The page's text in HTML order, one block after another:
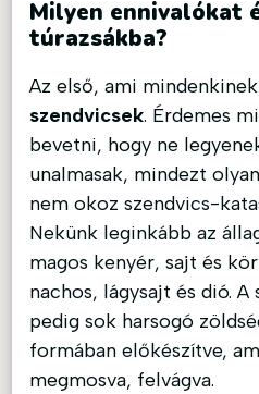
Milyen ennivalókat
túrazsákba?
Az első, ami
szendvicsek. Érdemes
bevetni, hogy ne
unalmasak, mindezt
nem okoz szendvics-
Nekünk leginkább az
magos kenyér, sajt és
nachos, lágysajt és dió.
pedig sok harsogó
formában előkészítve,
megmosva, felvágva.